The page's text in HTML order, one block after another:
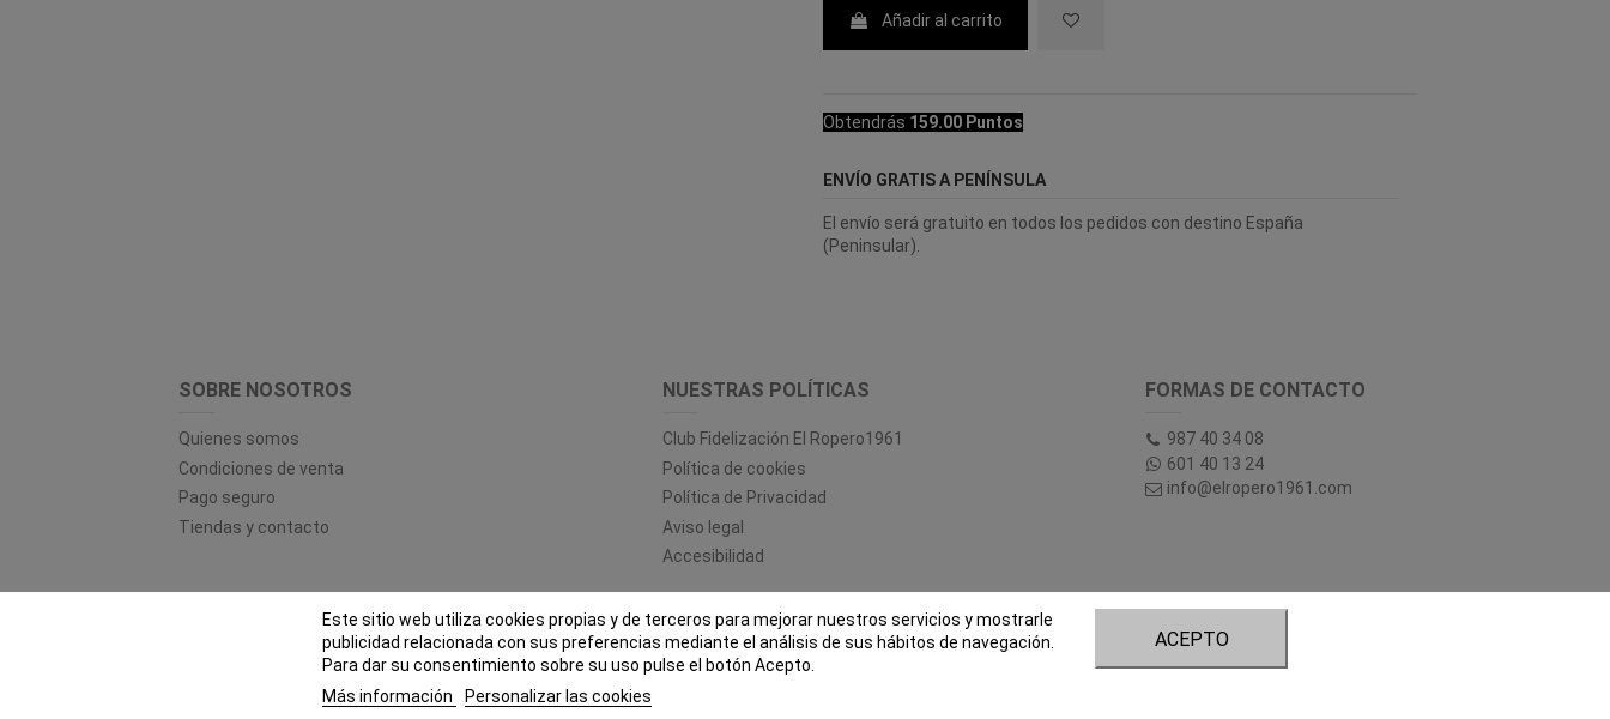
Añadir al carrito
Obtendrás 159.00 Puntos
ENVÍO GRATIS A PENÍNSULA
El envío será gratuito en todos los pedidos con destino España
(Peninsular).
SOBRE NOSOTROS
Quienes somos
Condiciones de venta
Pago seguro
Tiendas y contacto
NUESTRAS POLÍTICAS
Club Fidelización El Ropero1961
Política de cookies
Política de Privacidad
Aviso legal
Accesibilidad
FORMAS DE CONTACTO
987 40 34 08
601 40 13 24
info@elropero1961.com
Este sitio web utiliza cookies propias y de terceros para mejorar nuestros servicios y mostrarle
publicidad relacionada con sus preferencias mediante el análisis de sus hábitos de navegación.
Para dar su consentimiento sobre su uso pulse el botón Acepto.
Más información
Personalizar las cookies
ACEPTO
© EL ROPERO 1961 - Todos los derechos reservados - Powered bybytefactory